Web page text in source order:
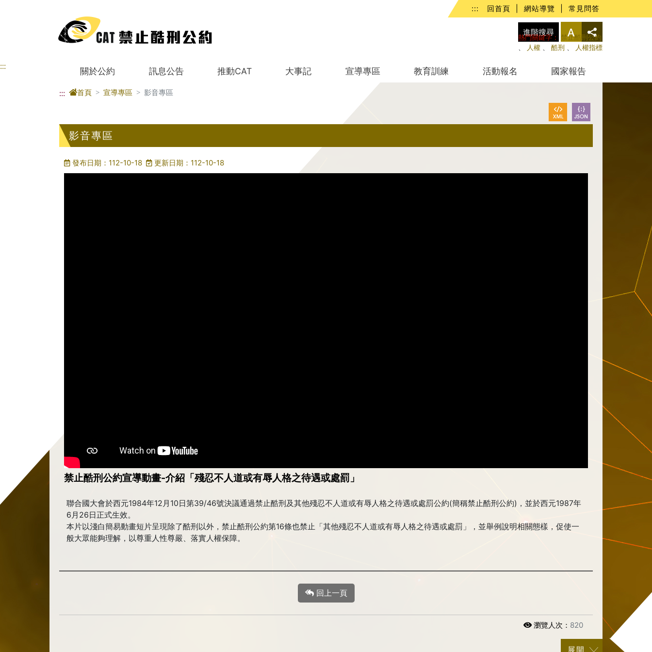
::: 回首頁 網站導覽 常見問答
進階搜尋
熱門關鍵字：
禁止酷刑公約
人權 酷刑 人權指標
::: 關於公約 訊息公告 推動CAT 大事記 宣導專區 教育訓練 活動報名 國家報告
::: 首頁 宣導專區 影音專區
影音專區
發布日期：112-10-18 更新日期：112-10-18
禁止酷刑公約宣導動畫-介紹「殘忍不人道或有辱人格之待遇或處罰」
聯合國大會於西元1984年12月10日第39/46號決議通過禁止酷刑及其他殘忍不人道或有辱人格之待遇或處罰公約(簡稱禁止酷刑公約)，並於西元1987年
6月26日正式生效。
本片以淺白簡易動畫短片呈現除了酷刑以外，禁止酷刑公約第16條也禁止「其他殘忍不人道或有辱人格之待遇或處罰」，並舉例說明相關態樣，促使一
般大眾能夠理解，以尊重人性尊嚴、落實人權保障。
回上一頁
瀏覽人次： 820